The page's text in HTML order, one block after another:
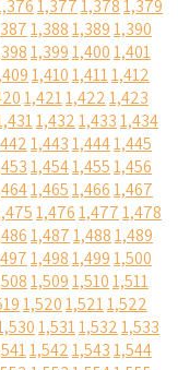
1,3771,3781,379
1,3881,3891,390
1,3991,4001,401
1,4101,4111,412
1,4211,4221,423
1,4321,4331,434
1,4431,4441,445
1,4541,4551,456
1,4651,4661,467
1,4761,4771,478
1,4871,4881,489
1,4981,4991,500
1,5091,5101,511
1,5201,5211,522
1,5311,5321,533
1,5421,5431,544